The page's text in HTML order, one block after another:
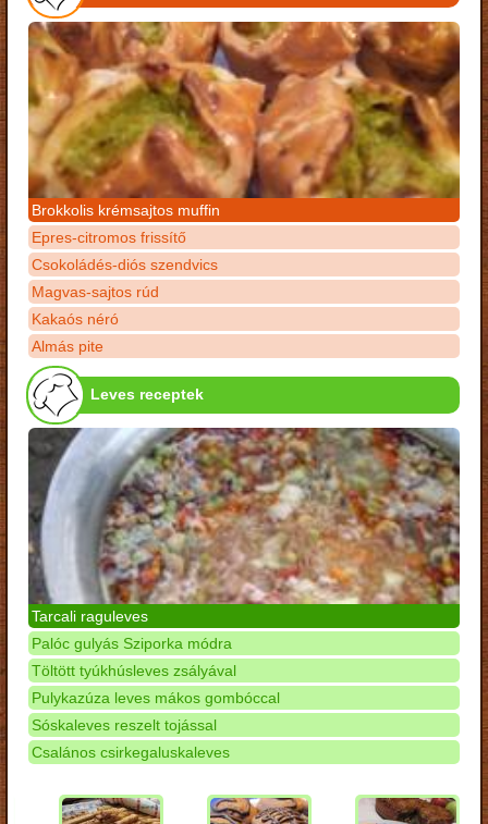
Brokkolis krémsajtos muffin
Epres-citromos frissítő
Csokoládés-diós szendvics
Magvas-sajtos rúd
Kakaós néró
Almás pite
Leves receptek
Tarcali raguleves
Palóc gulyás Sziporka módra
Töltött tyúkhúsleves zsályával
Pulykazúza leves mákos gombóccal
Sóskaleves reszelt tojással
Csalános csirkegaluskaleves